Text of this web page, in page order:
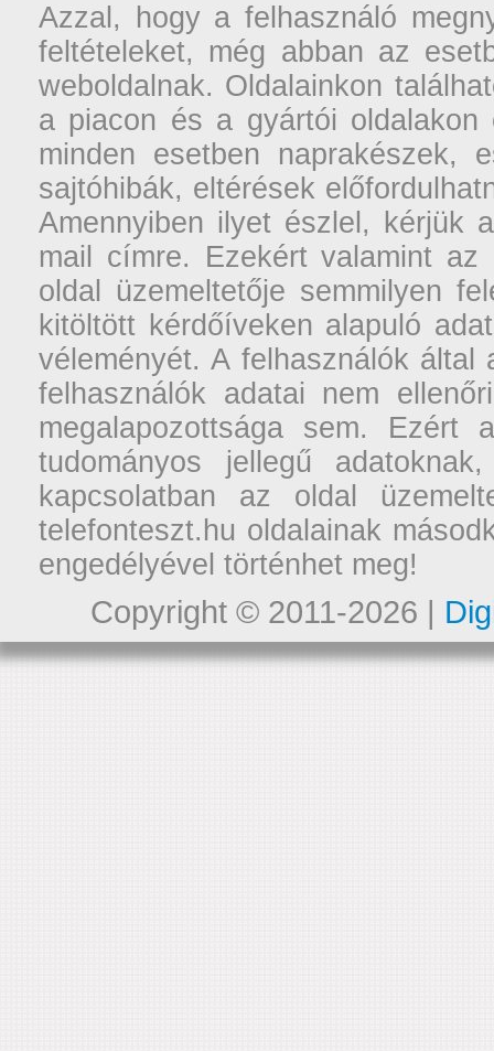
Azzal, hogy a felhasználó
feltételeket, még abban az
weboldalnak. Oldalainkon
a piacon és a gyártói oldalakon
minden esetben naprakészek,
sajtóhibák, eltérések
Amennyiben ilyet észlel, kérjük
mail címre. Ezekért valamint
oldal üzemeltetője semmilyen
kitöltött kérdőíveken alapuló
véleményét. A felhasználók
felhasználók adatai nem
megalapozottsága sem. Ezért
tudományos jellegű
kapcsolatban az oldal
telefonteszt.hu oldalainak
engedélyével történhet meg!
Copyright © 2011-2026 |